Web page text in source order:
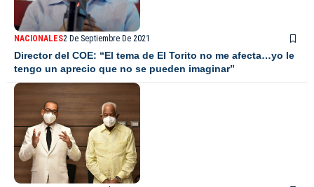
NACIONALES2 De Septiembre De 2021
Director del COE: “El tema de El Torito no me afecta…yo le
tengo un aprecio que no se pueden imaginar”